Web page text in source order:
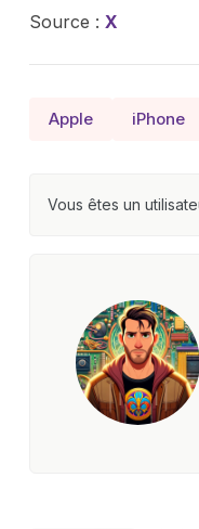
Source : X
Apple iPhone
Vous êtes un